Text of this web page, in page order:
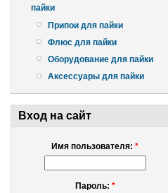
пайки
Припои для пайки
Флюс для пайки
Оборудование для пайки
Аксессуары для пайки
Вход на сайт
Имя пользователя: *
Пароль: *